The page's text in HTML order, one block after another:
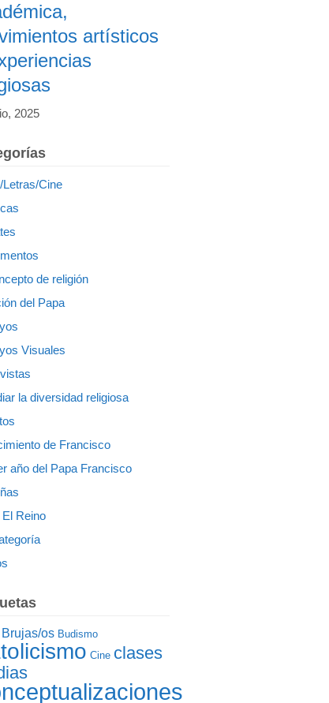
artísticos
2025
Letras/Cine
de religión
del Papa
Visuales
la diversidad religiosa
de Francisco
año del Papa Francisco
El Reino
Brujas/os Budismo
Cine clases